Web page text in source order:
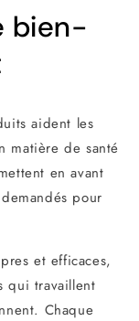
bien-
aident les
matière de santé
en avant
pour
et efficaces,
qui travaillent
Chaque